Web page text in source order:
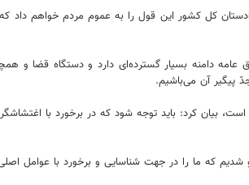
کل کشور این قول را به عموم مردم خواهم داد
دامنه بسیار گسترده‌ای دارد و دستگاه قضا و
پیگیر آن می‌باشیم.
بیان کرد: باید توجه شود که در برخورد با
شدیم که ما را در جهت شناسایی و برخورد با عوامل